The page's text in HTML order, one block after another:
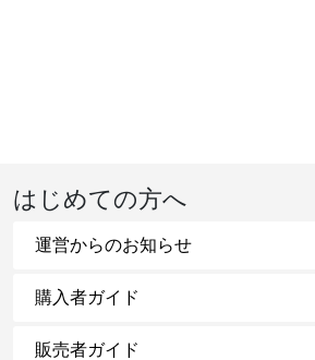
はじめての方へ
運営からのお知らせ
購入者ガイド
販売者ガイド